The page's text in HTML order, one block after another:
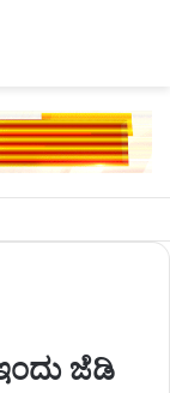
ಜೆಡಿ